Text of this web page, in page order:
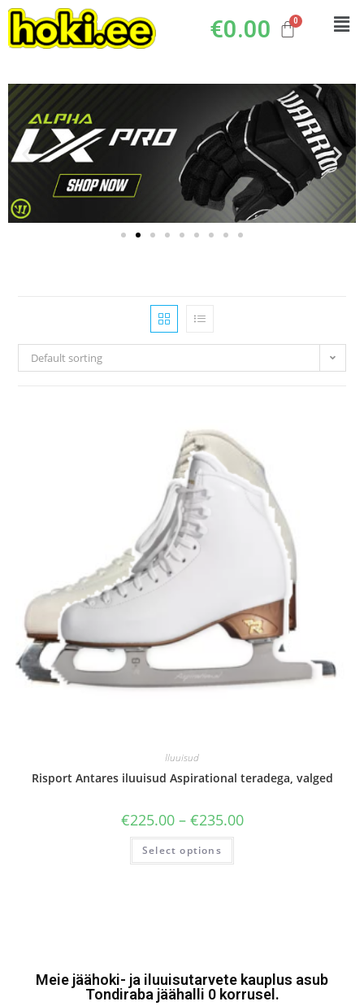
€0.00
Default sorting
Iluuisud
Risport Antares iluuisud Aspirational teradega, valged
€225.00– €235.00
Select options
Meie jäähoki- ja iluuisutarvete kauplus asub
Tondiraba jäähalli 0 korrusel.